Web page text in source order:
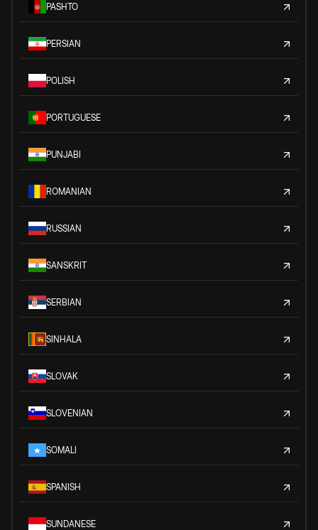
PASHTO
PERSIAN
POLISH
PORTUGUESE
PUNJABI
ROMANIAN
RUSSIAN
SANSKRIT
SERBIAN
SINHALA
SLOVAK
SLOVENIAN
SOMALI
SPANISH
SUNDANESE